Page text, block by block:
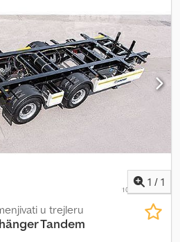
kontaktirajte nas putem e-pošte.
se prodaje isključivo pravnim licima i
isključivo za njegovu identifikaciju.
zadržavamo pravo na izmene,
Ne preuzimamo odgovornost za
1 / 1
u trejleru
Tandem